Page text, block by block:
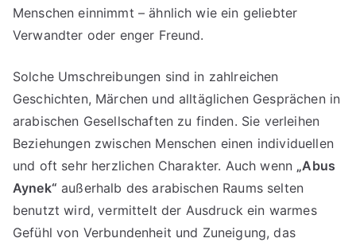
Menschen einnimmt – ähnlich wie ein geliebter
Verwandter oder enger Freund.
Solche Umschreibungen sind in zahlreichen
Geschichten, Märchen und alltäglichen Gesprächen in
arabischen Gesellschaften zu finden. Sie verleihen
Beziehungen zwischen Menschen einen individuellen
und oft sehr herzlichen Charakter. Auch wenn „Abus
Aynek“ außerhalb des arabischen Raums selten
benutzt wird, vermittelt der Ausdruck ein warmes
Gefühl von Verbundenheit und Zuneigung, das